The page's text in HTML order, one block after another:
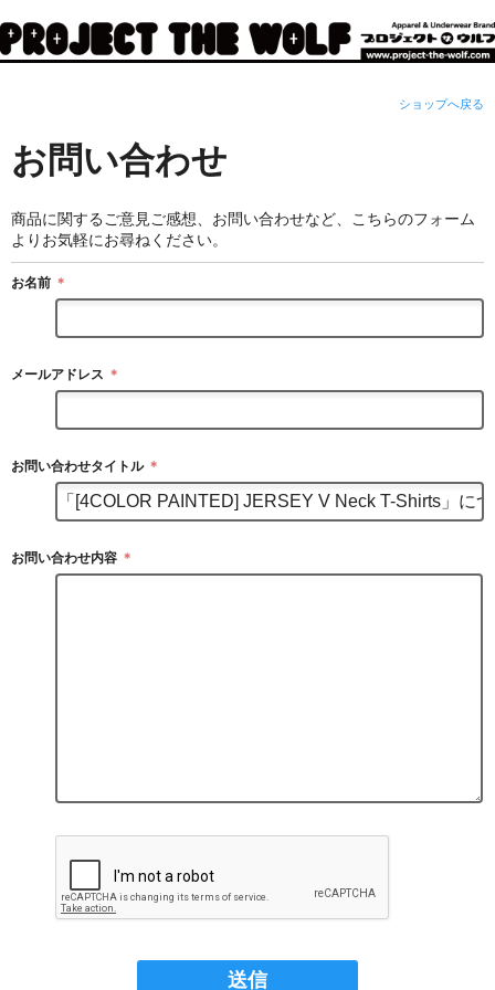
ショップへ戻る
お問い合わせ
商品に関するご意見ご感想、お問い合わせなど、こちらのフォーム
よりお気軽にお尋ねください。
お名前 ＊
メールアドレス ＊
お問い合わせタイトル ＊
お問い合わせ内容 ＊